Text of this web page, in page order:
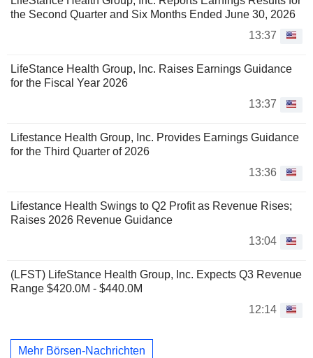
the Second Quarter and Six Months Ended June 30, 2026
13:37
LifeStance Health Group, Inc. Raises Earnings Guidance
for the Fiscal Year 2026
13:37
Lifestance Health Group, Inc. Provides Earnings Guidance
for the Third Quarter of 2026
13:36
Lifestance Health Swings to Q2 Profit as Revenue Rises;
Raises 2026 Revenue Guidance
13:04
(LFST) LifeStance Health Group, Inc. Expects Q3 Revenue
Range $420.0M - $440.0M
12:14
Mehr Börsen-Nachrichten